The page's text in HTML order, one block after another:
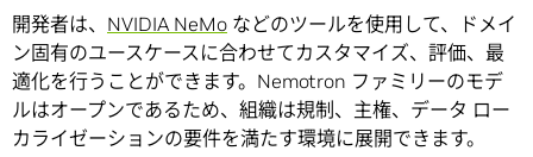
開発者は、 NVIDIA NeMo などのツールを使用して、ドメイ
ン固有のユースケースに合わせてカスタマイズ、評価、最
適化を行うことができます。Nemotron ファミリーのモデ
ルはオープンであるため、組織は規制、主権、データ ロー
カライゼーションの要件を満たす環境に展開できます。